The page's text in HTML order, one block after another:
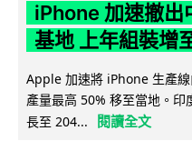
iPhone 加速撤出
基地 上年組裝增
Apple 加速將 iPhone 生產
產量最高 50% 移至當地。
長至 204...
閱讀全文